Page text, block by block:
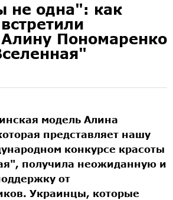
не одна": как
Алину Пономаренко
модель Алина
представляет нашу
конкурсе красоты
получила неожиданную и
от
Украинцы, которые